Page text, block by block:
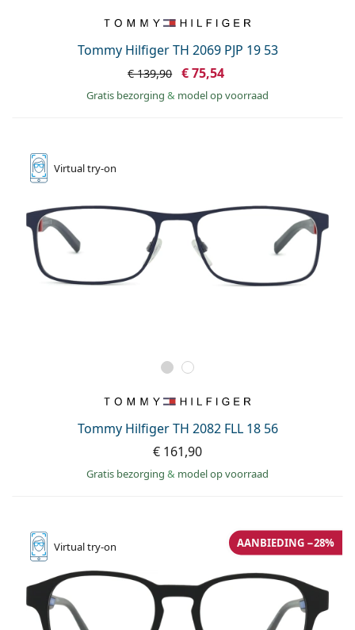
Tommy Hilfiger TH 2069 PJP 19 53
€ 139,90 € 75,54
Gratis bezorging & model op voorraad
Virtualtry-on
Tommy Hilfiger TH 2082 FLL 18 56
€ 161,90
Gratis bezorging & model op voorraad
Virtualtry-on AANBIEDING −28%